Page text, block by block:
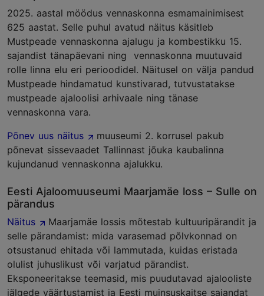
2025. aastal möödus vennaskonna esmamainimisest
625 aastat. Selle puhul avatud näitus käsitleb
Mustpeade vennaskonna ajalugu ja kombestikku 15.
sajandist tänapäevani ning vennaskonna muutuvaid
rolle linna elu eri perioodidel. Näitusel on välja pandud
Mustpeade hindamatud kunstivarad, tutvustatakse
mustpeade ajaloolisi arhivaale ning tänase
vennaskonna vara.
Põnev uus näitus
muuseumi 2. korrusel pakub
põnevat sissevaadet Tallinnast jõuka kaubalinna
kujundanud vennaskonna ajalukku.
Eesti Ajaloomuuseumi Maarjamäe loss – Sulle on
pärandus
Näitus
Maarjamäe lossis mõtestab kultuuripärandit ja
selle pärandamist: mida varasemad põlvkonnad on
otsustanud ehitada või lammutada, kuidas eristada
olulist juhuslikust või varjatud pärandist.
Eksponeeritakse teemasid, mis puudutavad ajalooliste
jälgede väärtustamist ja Eesti muinsuskaitse sajandat